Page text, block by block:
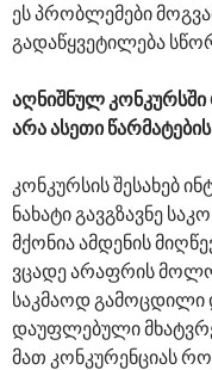
ეს პრობლემები
გადაწყვეტილება
აღნიშნულ
არა ასეთი
კონკურსის შესახებ
ნახატი გავგზავნე
მქონია ამდენის
ვცადე არაფრის
საკმაოდ გამოცდილი
დაუფლებული
მათ კონკურენციას